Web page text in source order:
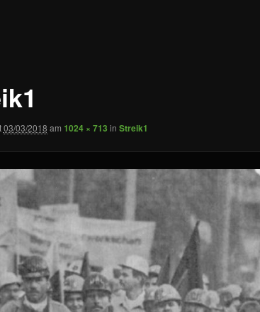
03/03/2018 am 1024 × 713 in Streik1